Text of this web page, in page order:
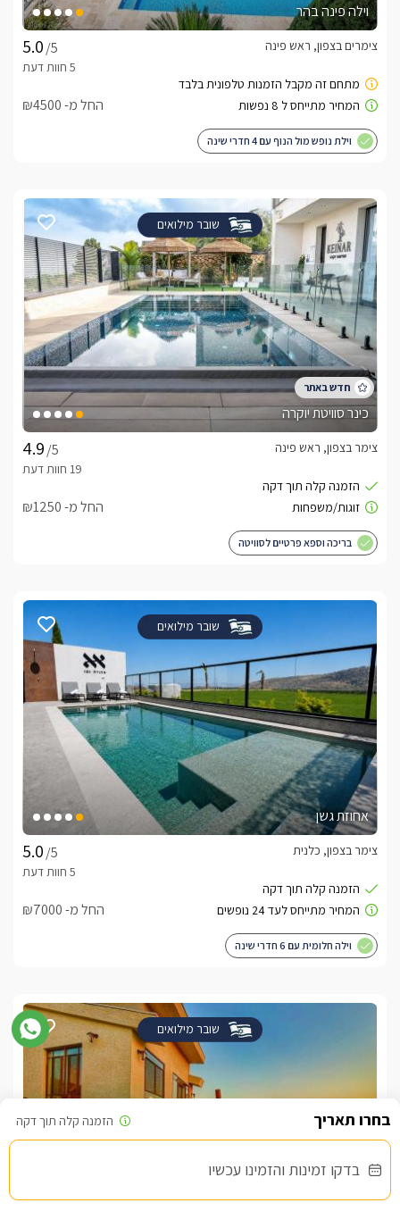
בדקו זמינות והזמינו עכשיו
וילה פינה בהר
/5
צימרים בצפון, ראש פינה
החל מ- ₪4500
וילת נופש מול הנוף עם 4 חדרי שינה
שובר מילואים
כינר סוויטת יוקרה
/5
צימר בצפון, ראש פינה
החל מ- ₪1250
בריכה וספא פרטיים לסוויטה
שובר מילואים
אחוזת גשן
/5
צימר בצפון, כלנית
החל מ- ₪7000
וילה חלומית עם 6 חדרי שינה
שובר מילואים